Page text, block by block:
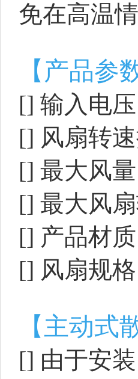
免在高温
【产品参
[] 输入电
[] 风扇转
[] 最大风
[] 最大风
[] 产品材
[] 风扇规
【主动式
[] 由于安